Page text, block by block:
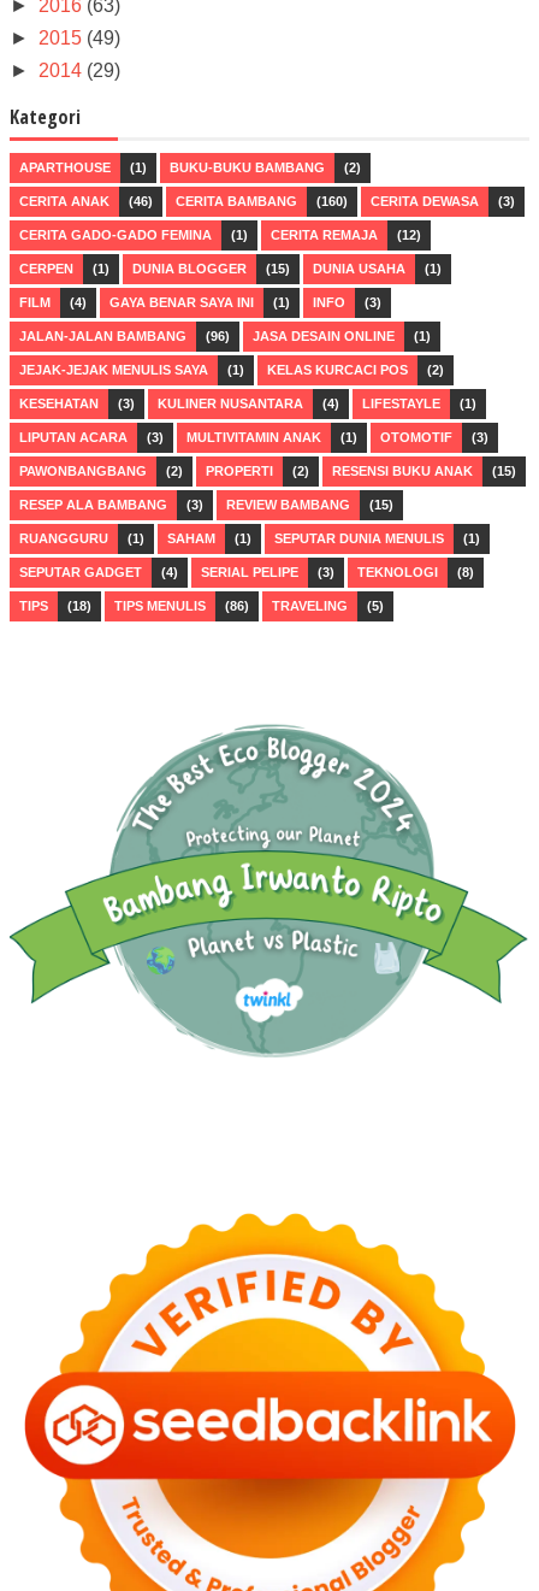
► 2016 (63)
► 2015 (49)
► 2014 (29)
Kategori
APARTHOUSE (1) BUKU-BUKU BAMBANG (2)
CERITA ANAK (46) CERITA BAMBANG (160) CERITA DEWASA (3)
CERITA GADO-GADO FEMINA (1) CERITA REMAJA (12)
CERPEN (1) DUNIA BLOGGER (15) DUNIA USAHA (1)
FILM (4) GAYA BENAR SAYA INI (1) INFO (3)
JALAN-JALAN BAMBANG (96) JASA DESAIN ONLINE (1)
JEJAK-JEJAK MENULIS SAYA (1) KELAS KURCACI POS (2)
KESEHATAN (3) KULINER NUSANTARA (4) LIFESTAYLE (1)
LIPUTAN ACARA (3) MULTIVITAMIN ANAK (1) OTOMOTIF (3)
PAWONBANGBANG (2) PROPERTI (2) RESENSI BUKU ANAK (15)
RESEP ALA BAMBANG (3) REVIEW BAMBANG (15)
RUANGGURU (1) SAHAM (1) SEPUTAR DUNIA MENULIS (1)
SEPUTAR GADGET (4) SERIAL PELIPE (3) TEKNOLOGI (8)
TIPS (18) TIPS MENULIS (86) TRAVELING (5)